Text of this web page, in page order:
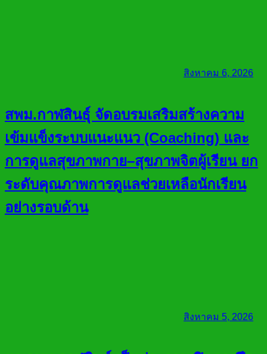
สิงหาคม 6, 2026
สพม.กาฬสินธุ์ จัดอบรมเสริมสร้างความ
เข้มแข็งระบบแนะแนว (Coaching) และ
การดูแลสุขภาพกาย–สุขภาพจิตผู้เรียน ยก
ระดับคุณภาพการดูแลช่วยเหลือนักเรียน
อย่างรอบด้าน
สิงหาคม 5, 2026